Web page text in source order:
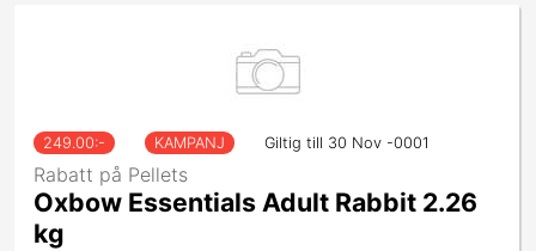
249.00:- KAMPANJ Giltig till 30 Nov -0001
Rabatt på Pellets
Oxbow Essentials Adult Rabbit 2.26
kg